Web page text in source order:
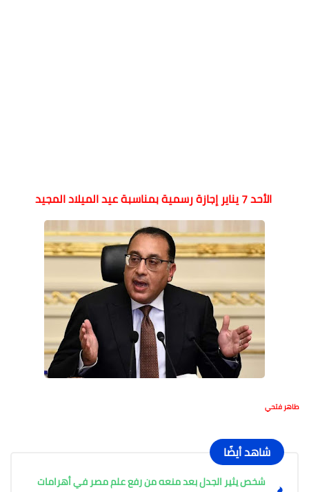
الأحد 7 يناير إجازة رسمية بمناسبة عيد الميلاد المجيد
طاهر فتحي
شاهد أيضًا
شخص يثير الجدل بعد منعه من رفع علم مصر في أهرامات